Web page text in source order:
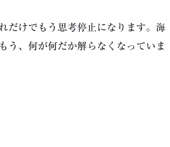
だけでもう思考停止になります。海
う、何が何だか解らなくなっていま